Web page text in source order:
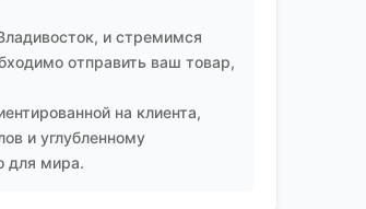
и химической
и стремимся
отправить ваш товар,
на клиента,
и углубленному
для мира.